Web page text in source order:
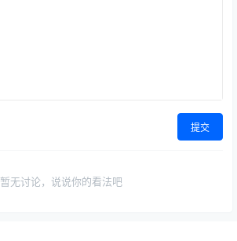
提交
暂无讨论，说说你的看法吧